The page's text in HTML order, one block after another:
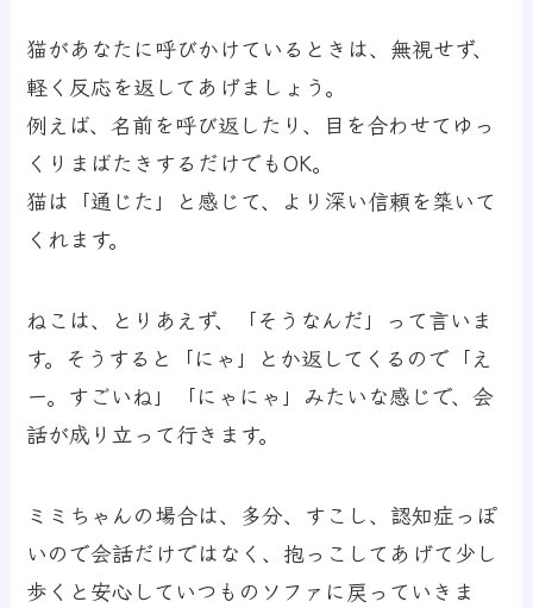
猫があなたに呼びかけているときは、無視せず、
軽く反応を返してあげましょう。
例えば、名前を呼び返したり、目を合わせてゆっ
くりまばたきするだけでもOK。
猫は「通じた」と感じて、より深い信頼を築いて
くれます。
ねこは、とりあえず、「そうなんだ」って言いま
す。そうすると「にゃ」とか返してくるので「え
ー。すごいね」「にゃにゃ」みたいな感じで、会
話が成り立って行きます。
ミミちゃんの場合は、多分、すこし、認知症っぽ
いので会話だけではなく、抱っこしてあげて少し
歩くと安心していつものソファに戻っていきま